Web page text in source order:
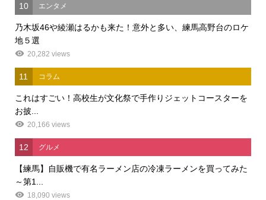
10 エンタメ
乃木坂46や綾瀬はるかも来た！意外と多い、練馬高野台のロケ
地５選
20,282 views
11 コラム
これはすごい！高校生が文化祭で手作りジェットコースターを
お披...
20,166 views
12 グルメ
【練馬】自販機で有名ラーメン店の冷凍ラーメンを買ってみた
～第1...
18,090 views